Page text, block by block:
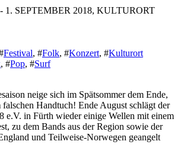
1. SEPTEMBER 2018, KULTURORT
Festival, #Folk, #Konzert, #Kulturort
, #Pop, #Surf
neige sich im Spätsommer dem Ende,
Handtuch! Ende August schlägt der
e.V. in Fürth wieder einige Wellen mit einem
zu dem Bands aus der Region sowie der
und Teilweise-Norwegen geangelt